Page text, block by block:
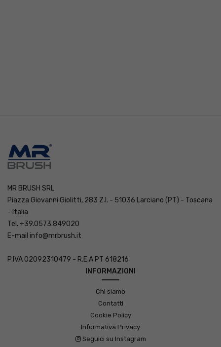
MR BRUSH SRL
Piazza Giovanni Giolitti, 283 Z.I. - 51036 Larciano (PT) - Toscana
- Italia
Tel. +39.0573.849020
E-mail info@mrbrush.it
P.IVA 02092310479 - R.E.A PT 618216
INFORMAZIONI
Chi siamo
Contatti
Cookie Policy
Informativa Privacy
Seguici su Instagram